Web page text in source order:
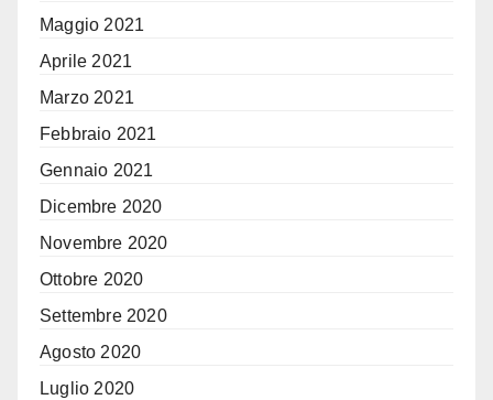
Maggio 2021
Aprile 2021
Marzo 2021
Febbraio 2021
Gennaio 2021
Dicembre 2020
Novembre 2020
Ottobre 2020
Settembre 2020
Agosto 2020
Luglio 2020